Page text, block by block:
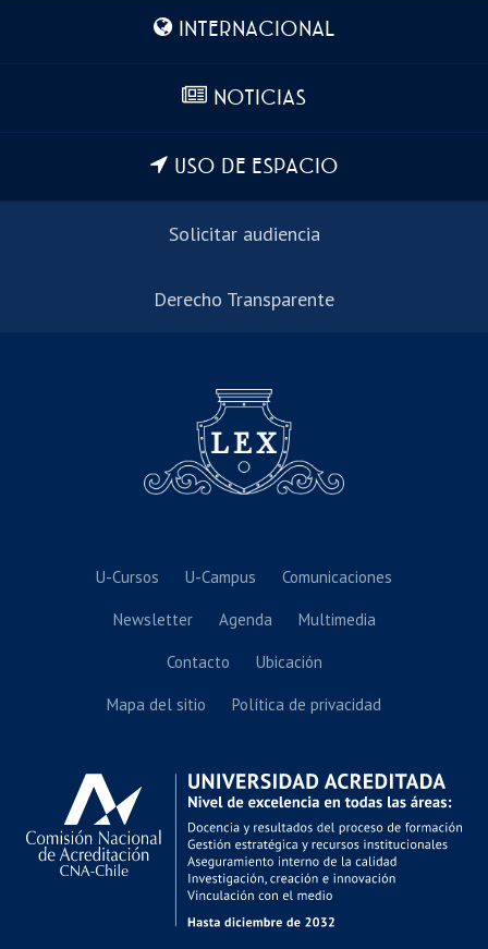
INTERNACIONAL
NOTICIAS
USO DE ESPACIO
Solicitar audiencia
Derecho Transparente
U-Cursos U-Campus Comunicaciones
Newsletter Agenda Multimedia
Contacto Ubicación
Mapa del sitio Política de privacidad